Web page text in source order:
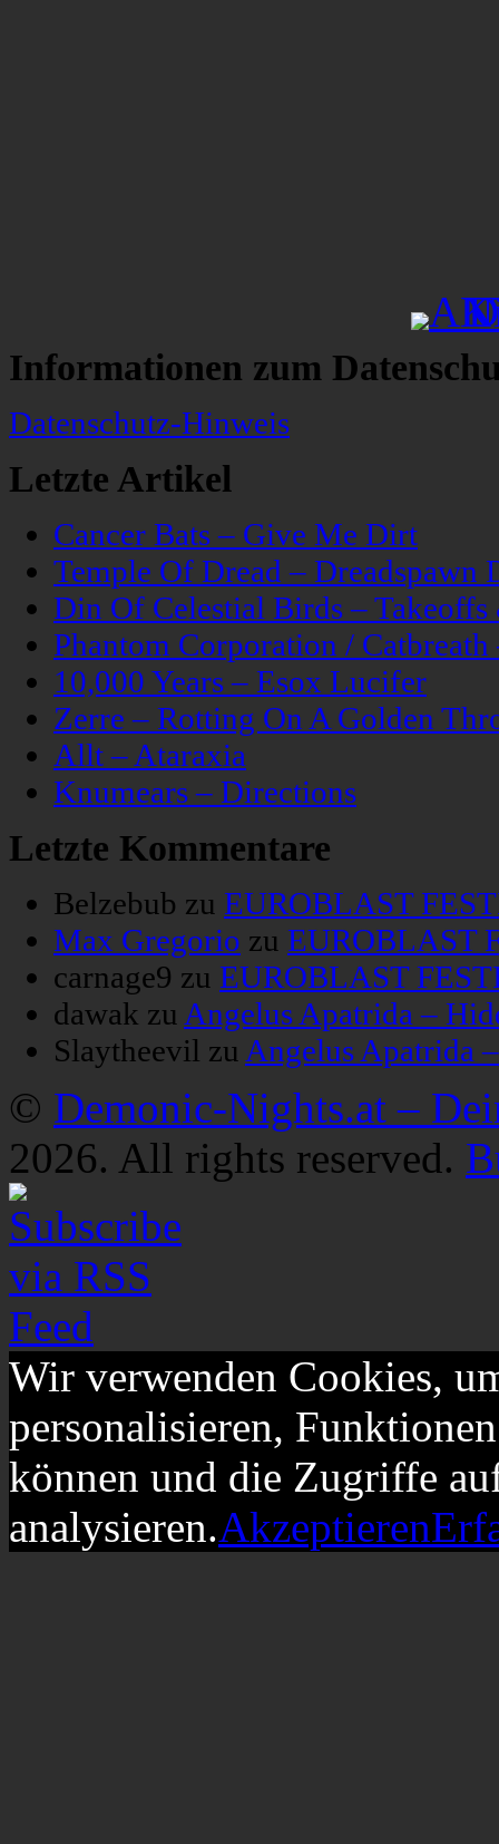
Informationen zum
Datenschutz-Hinweis
Letzte Artikel
Cancer Bats – Give Me Dirt
Temple Of Dread – Dreadspawn
Din Of Celestial Birds –
Phantom Corporation /
10,000 Years – Esox Lucifer
Zerre – Rotting On A Golden
Allt – Ataraxia
Knumears – Directions
Letzte Kommentare
Belzebub zu EUROBLAST
Max Gregorio zu EUROBLAST
carnage9 zu EUROBLAST
dawak zu Angelus Apatrida –
Slaytheevil zu Angelus Apatrida
© Demonic-Nights.at –
2026. All rights reserved.
Wir verwenden Cookies,
personalisieren,
können und die Zugriffe
analysieren.Akzeptieren